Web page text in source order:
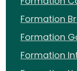
Formation
Formation
Formation